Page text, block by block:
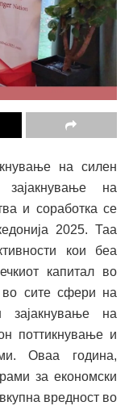
на силен
на
и соработка се
2025. Таа
кои беа
капитал во
во сите сфери на
зајакнување на
поттикнување и
Оваа година,
за економски
вредност во